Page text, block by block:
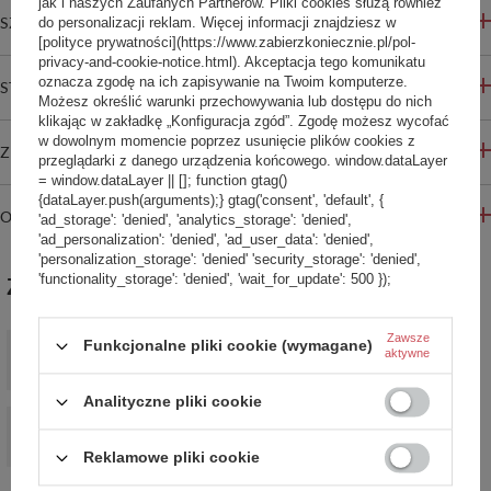
SZCZEGÓŁOWE INFORMACJE
STREFA REKOMENDACJI
ZADAJ PYTANIE
OPINIE
ZABIERZ JESZCZE :)
Plecak miejski antykradzieżowy Pacsafe V 16 L - czarny
Plecak miejski antykradzieżowy 18l Pacsafe ECO Econyl® -
szary
do personalizacji reklam. Więcej informacji znajdziesz w
[polityce prywatności](https://www.zabierzkoniecznie.pl/pol-
privacy-and-cookie-notice.html). Akceptacja tego komunikatu
oznacza zgodę na ich zapisywanie na Twoim komputerze.
Możesz określić warunki przechowywania lub dostępu do nich
klikając w zakładkę „Konfiguracja zgód”. Zgodę możesz wycofać
w dowolnym momencie poprzez usunięcie plików cookies z
przeglądarki z danego urządzenia końcowego. window.dataLayer
= window.dataLayer || []; function gtag()
{dataLayer.push(arguments);} gtag('consent', 'default', {
'ad_storage': 'denied', 'analytics_storage': 'denied',
'ad_personalization': 'denied', 'ad_user_data': 'denied',
'personalization_storage': 'denied' 'security_storage': 'denied',
'functionality_storage': 'denied', 'wait_for_update': 500 });
Funkcjonalne pliki cookie (wymagane)
Zawsze
aktywne
Analityczne pliki cookie
Reklamowe pliki cookie